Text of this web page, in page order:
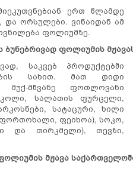
ერთ წლამდე
და ორსულები. ვინაიდან ამ
ფოლიუმზე.
ბუნებრივად ფოლიუმის
საკვებ პროდუქტებში
სახით. მათ დიდი
მწვანე ფოთლოვანი
სალათის ფურცელი,
სატაცური, ხილი
ფორთოხალი, ფეიხოა), სოკო,
და თირკმელი), თევზი,
მჟავა